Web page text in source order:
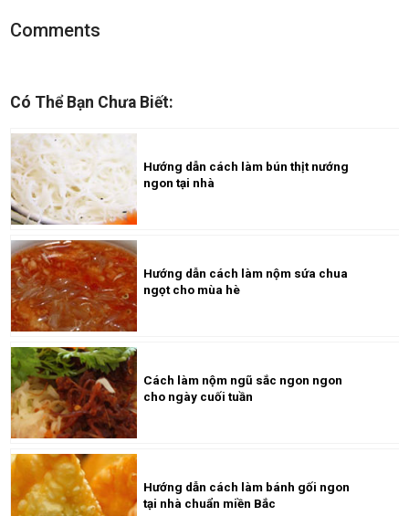
Comments
Có Thể Bạn Chưa Biết:
Hướng dẫn cách làm bún thịt nướng
ngon tại nhà
Hướng dẫn cách làm nộm sứa chua
ngọt cho mùa hè
Cách làm nộm ngũ sắc ngon ngon
cho ngày cuối tuần
Hướng dẫn cách làm bánh gối ngon
tại nhà chuẩn miền Bắc